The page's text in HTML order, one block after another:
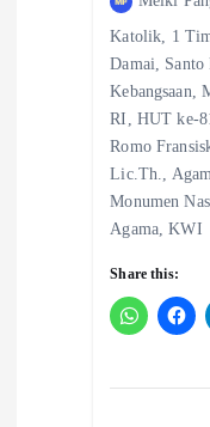
Katolik, 1
Damai, Santo
Kebangsaan,
RI, HUT ke-
Romo
Lic.Th.,
Monumen
Agama, KWI
Share this: